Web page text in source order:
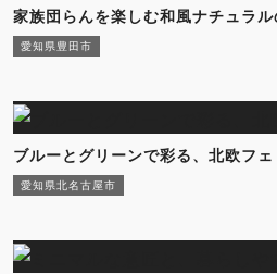
家族団らんを楽しむ和風ナチュラル
愛知県豊田市
ブルーとグリーンで彩る、北欧フ
愛知県北名古屋市